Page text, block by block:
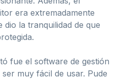
era extremadamente
dio la tranquilidad de que
fue el software de gestión
muy fácil de usar. Pude